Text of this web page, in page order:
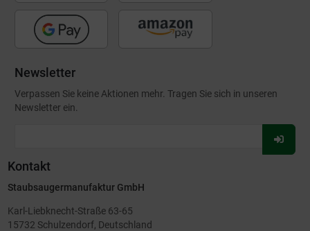
Newsletter
Verpassen Sie keine Aktionen mehr. Tragen Sie sich in unseren
Newsletter ein.
Für
Kontakt
Staubsaugermanufaktur GmbH
Karl-Liebknecht-Straße 63-65
15732 Schulzendorf, Deutschland